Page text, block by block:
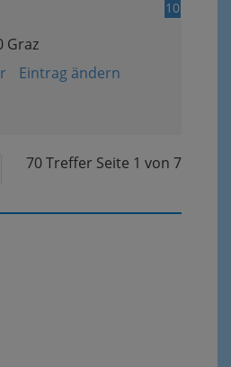
10
Graz
Eintrag ändern
70 Treffer Seite 1 von 7